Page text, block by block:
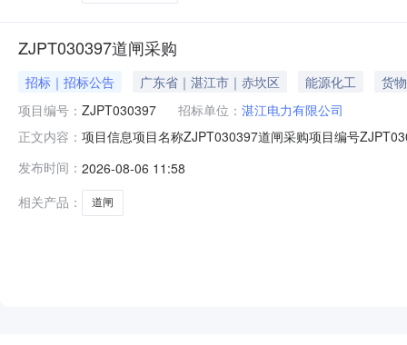
ZJPT030397道闸采购
招标｜招标公告 广东省｜湛江市｜赤坎区 能源化工
货物
项目编号： ZJPT030397 招标单位： 湛江电力有限公司
正文内容： 项目信息项目名称ZJPT030397道闸采购项目编号
湛江电力有限公司《采购管理》对供方履约情况考评条
发布时间： 2026-08-06 11:58
相关产品：
道闸